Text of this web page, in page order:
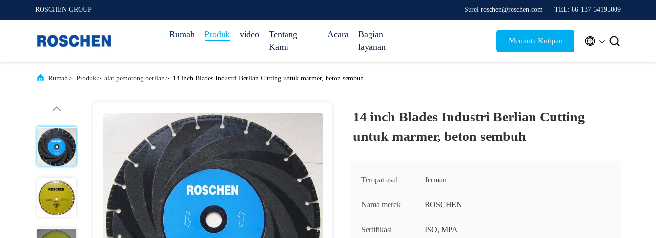
ROSCHEN GROUP Surel roschen@roschen.com TEL: 86-137-64195009
Rumah Produk video
Tentang
Kami
Acara
Bagian
layanan
Meminta Kutipan  
Rumah> Produk> alat pemotong berlian> 14 inch Blades Industri Berlian Cutting untuk marmer, beton sembuh
14 inch Blades Industri Berlian Cutting
untuk marmer, beton sembuh
Tempat asal Jerman
Nama merek ROSCHEN
Sertifikasi ISO, MPA